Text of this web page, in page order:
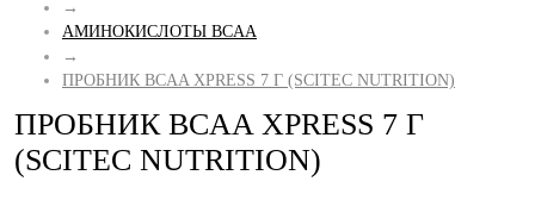
→
АМИНОКИСЛОТЫ BCAA
→
ПРОБНИК BCAA XPRESS 7 Г (SCITEC NUTRITION)
ПРОБНИК BCAA XPRESS 7 Г
(SCITEC NUTRITION)